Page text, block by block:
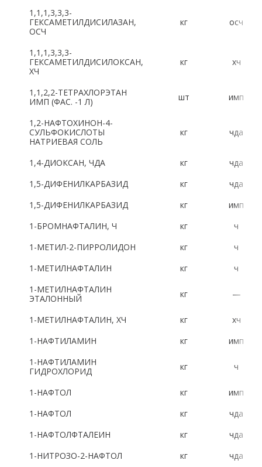
И К
Ю Я
Латинский алфавит:
B C D G
S T U X
Цифры:
2 3 4 7
0
1,1,1,3,3,3-
ГЕКСАМЕТИЛДИСИЛАЗАН,
ОСЧ
кг осч
1,1,1,3,3,3-
ГЕКСАМЕТИЛДИСИЛОКСАН,
ХЧ
кг хч
1,1,2,2-ТЕТРАХЛОРЭТАН
ИМП (ФАС. -1 Л)
шт имп
1,2-НАФТОХИНОН-4-
СУЛЬФОКИСЛОТЫ
НАТРИЕВАЯ СОЛЬ
кг чда
1,4-ДИОКСАН, ЧДА кг
чда
1,5-ДИФЕНИЛКАРБАЗИД
кг
чда
1,5-ДИФЕНИЛКАРБАЗИД
кг
имп
1-БРОМНАФТАЛИН, Ч
кг
ч
1-МЕТИЛ-2-ПИРРОЛИДОН
кг
ч
1-МЕТИЛНАФТАЛИН
кг
ч
1-МЕТИЛНАФТАЛИН
ЭТАЛОННЫЙ
кг —
1-МЕТИЛНАФТАЛИН, ХЧ кг
хч
1-НАФТИЛАМИН
кг
имп
1-НАФТИЛАМИН
ГИДРОХЛОРИД
кг ч
1-НАФТОЛ кг
имп
1-НАФТОЛ
кг
чда
1-НАФТОЛФТАЛЕИН
кг
чда
1-НИТРОЗО-2-НАФТОЛ
кг
чда